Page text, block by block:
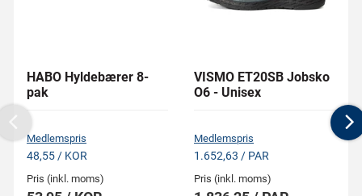
HABO Hyldebærer 8-
pak
Medlemspris
48,55 / KOR
Pris (inkl. moms)
VISMO ET20SB Jobsko
O6 - Unisex
Medlemspris
1.652,63 / PAR
Pris (inkl. moms)
Previous